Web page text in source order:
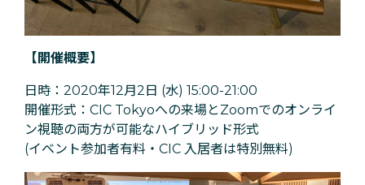
【開催概要】
日時：2020年12月2日 (水) 15:00-21:00
開催形式：CIC Tokyoへの来場とZoomでのオンライ
ン視聴の両方が可能なハイブリッド形式
(イベント参加者有料・CIC 入居者は特別無料)